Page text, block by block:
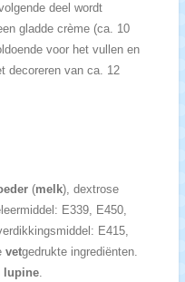
deel wordt
gladde crème (ca. 10
voor het vullen en
decoreren van ca. 12
(melk), dextrose
E339, E450,
E415,
vetgedrukte ingrediënten.
lupine.